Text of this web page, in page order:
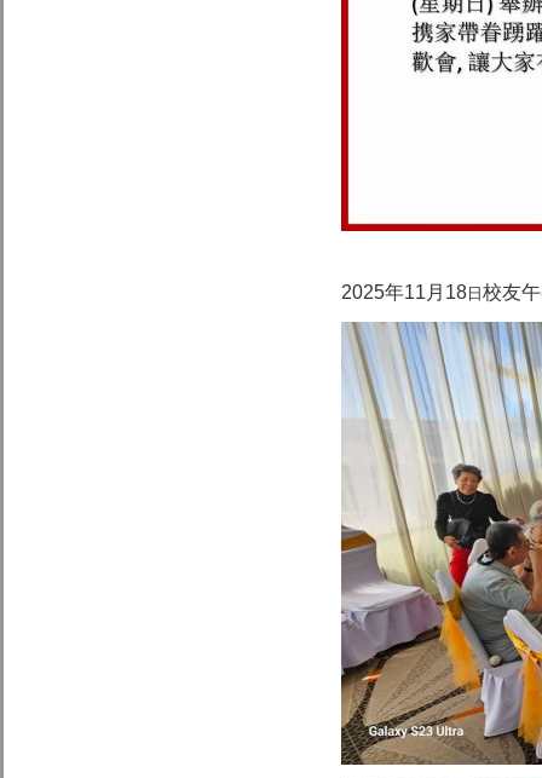
2025年11月18 日 校友